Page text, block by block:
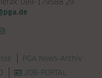
089-179588 29
PGA News-Archiv
JOB-PORTAL